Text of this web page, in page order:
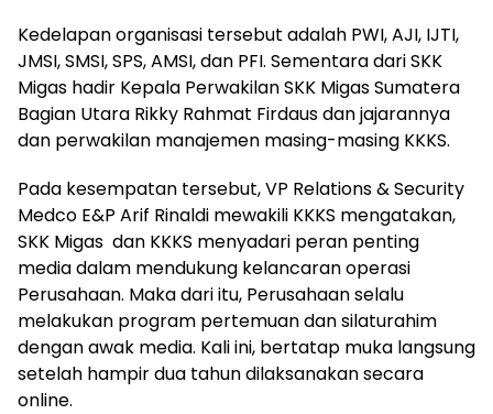
Kedelapan organisasi tersebut adalah PWI, AJI, IJTI,
JMSI, SMSI, SPS, AMSI, dan PFI. Sementara dari SKK
Migas hadir Kepala Perwakilan SKK Migas Sumatera
Bagian Utara Rikky Rahmat Firdaus dan jajarannya
dan perwakilan manajemen masing-masing KKKS.
Pada kesempatan tersebut, VP Relations & Security
Medco E&P Arif Rinaldi mewakili KKKS mengatakan,
SKK Migas dan KKKS menyadari peran penting
media dalam mendukung kelancaran operasi
Perusahaan. Maka dari itu, Perusahaan selalu
melakukan program pertemuan dan silaturahim
dengan awak media. Kali ini, bertatap muka langsung
setelah hampir dua tahun dilaksanakan secara
online.